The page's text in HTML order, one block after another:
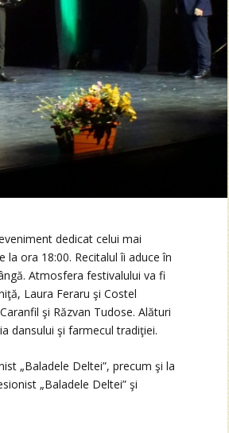
dedicat celui mai
ora 18:00. Recitalul îi aduce în
Atmosfera festivalului va fi
Laura Feraru şi Costel
şi Răzvan Tudose. Alături
dansului şi farmecul tradiţiei.
„Baladele Deltei”, precum şi la
„Baladele Deltei” şi